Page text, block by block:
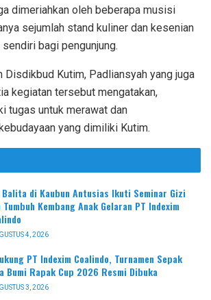
dimeriahkan oleh beberapa musisi
sejumlah stand kuliner dan kesenian
bagi pengunjung.
Disdikbud Kutim, Padliansyah yang juga
kegiatan tersebut mengatakan,
tugas untuk merawat dan
yang dimiliki Kutim.
di Kaubun Antusias Ikuti Seminar Gizi
Tumbuh Kembang Anak Gelaran PT Indexim
4, 2026
PT Indexim Coalindo, Turnamen Sepak
Bumi Rapak Cup 2026 Resmi Dibuka
3, 2026